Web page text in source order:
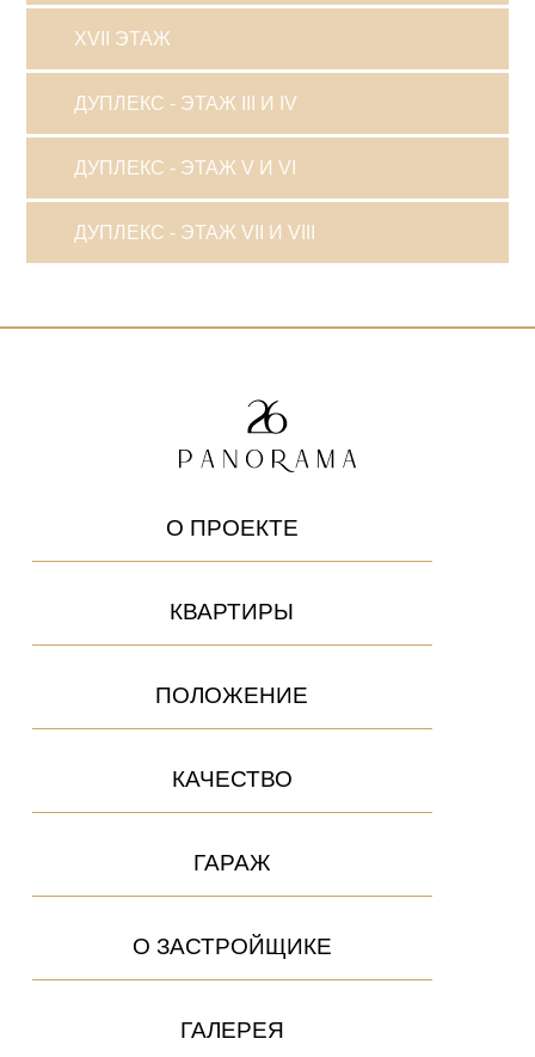
XVII ЭТАЖ
ДУПЛЕКС - ЭТАЖ III И IV
ДУПЛЕКС - ЭТАЖ V И VI
ДУПЛЕКС - ЭТАЖ VII И VIII
О ПРОЕКТЕ
КВАРТИРЫ
ПОЛОЖЕНИЕ
КАЧЕСТВО
ГАРАЖ
О ЗАСТРОЙЩИКЕ
ГАЛЕРЕЯ